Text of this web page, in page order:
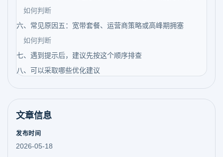
如何判断
六、常见原因五：宽带套餐、运营商策略或高峰期拥塞
如何判断
七、遇到提示后，建议先按这个顺序排查
八、可以采取哪些优化建议
文章信息
发布时间
2026-05-18